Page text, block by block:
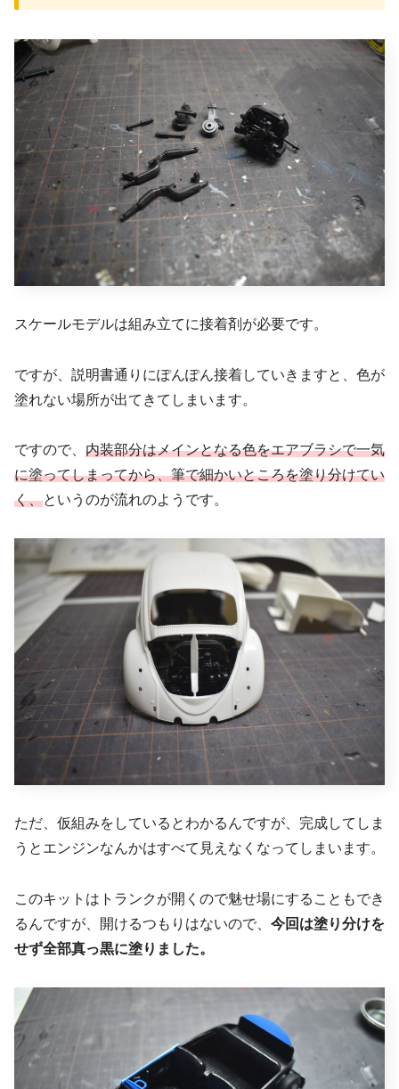
スケールモデルは組み立てに接着剤が必要です。
ですが、説明書通りにぽんぽん接着していきますと、色が
塗れない場所が出てきてしまいます。
ですので、 内装部分はメインとなる色をエアブラシで一気
に塗ってしまってから、筆で細かいところを塗り分けてい
く、というのが流れのようです。
ただ、仮組みをしているとわかるんですが、完成してしま
うとエンジンなんかはすべて見えなくなってしまいます。
このキットはトランクが開くので魅せ場にすることもでき
るんですが、開けるつもりはないので、 今回は塗り分けを
せず全部真っ黒に塗りました。